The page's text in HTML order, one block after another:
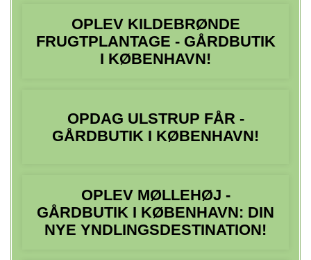
OPLEV KILDEBRØNDE
FRUGTPLANTAGE - GÅRDBUTIK
I KØBENHAVN!
OPDAG ULSTRUP FÅR -
GÅRDBUTIK I KØBENHAVN!
OPLEV MØLLEHØJ -
GÅRDBUTIK I KØBENHAVN: DIN
NYE YNDLINGSDESTINATION!